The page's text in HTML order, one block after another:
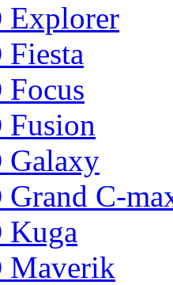
Explorer
Fusion
Galaxy
Grand C-
Kuga
Maverik